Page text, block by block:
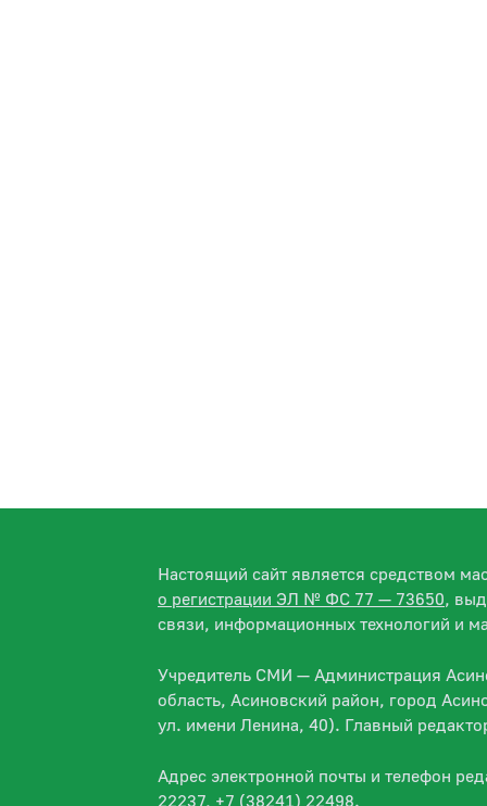
Настоящий сайт является средством
о регистрации ЭЛ № ФС 77 — 73650,
связи, информационных технологий и
Учредитель СМИ — Администрация
область, Асиновский район, город
ул. имени Ленина, 40). Главный
Адрес электронной почты и телефон
22237, +7 (38241) 22498.